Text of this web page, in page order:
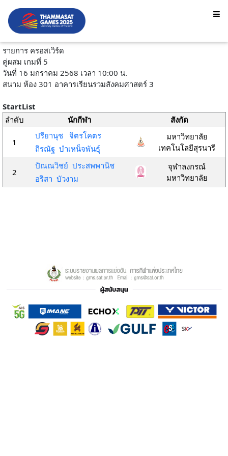
รายการ ครอสเวิร์ด
คู่ผสม เกมที่ 5
วันที่ 16 มกราคม 2568 เวลา 10:00 น.
สนาม ห้อง 301 อาคารเรียนรวมสังคมศาสตร์ 3
StartList
ลำดับ
นักกีฬา สังกัด
1
ปรียานุช จิตรโคตร
ถิรณัฐ บำเหน็จพันธุ์
มหาวิทยาลัย
เทคโนโลยีสุรนารี
2
ปัณณวิชย์ ประสพพานิช
อริสา บัวงาม
จุฬาลงกรณ์
มหาวิทยาลัย